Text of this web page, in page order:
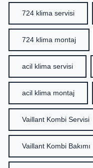
724 klima servisi
724 klima montaj
acil klima servisi
acil klima montaj
Vaillant Kombi Servisi
Vaillant Kombi Bakımı